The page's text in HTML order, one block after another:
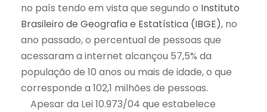
no país tendo em vista que segundo o Instituto
Brasileiro de Geografia e Estatística (IBGE), no
ano passado, o percentual de pessoas que
acessaram a internet alcançou 57,5% da
população de 10 anos ou mais de idade, o que
corresponde a 102,1 milhões de pessoas.
Apesar da Lei 10.973/04 que estabelece